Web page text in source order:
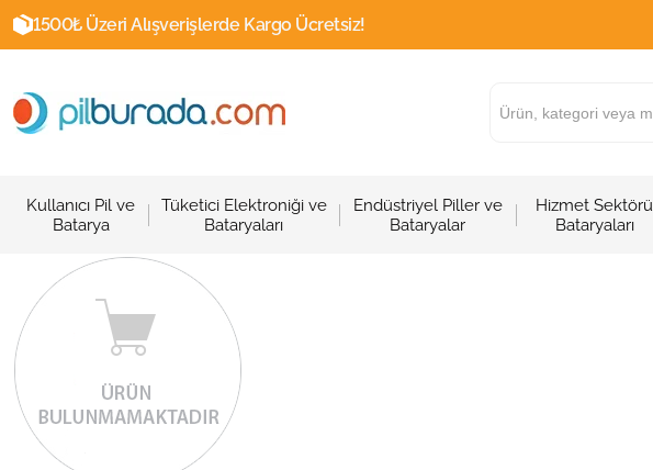
1500₺ Üzeri Alışverişlerde Kargo Ücretsiz!
Kullanıcı Pil ve
Batarya
Tüketici Elektroniği ve
Bataryaları
Endüstriyel Piller ve
Bataryalar
Hizmet Sektörü
Bataryaları